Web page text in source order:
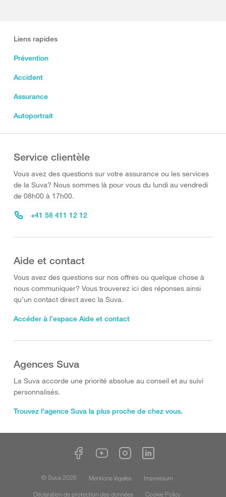
Liens rapides
Prévention
Accident
Assurance
Autoportrait
Service clientèle
Vous avez des questions sur votre assurance ou les services
de la Suva? Nous sommes là pour vous du lundi au vendredi
de 08h00 à 17h00.
+41 58 411 12 12
Aide et contact
Vous avez des questions sur nos offres ou quelque chose à
nous communiquer? Vous trouverez ici des réponses ainsi
qu’un contact direct avec la Suva.
Accéder à l’espace Aide et contact
Agences Suva
La Suva accorde une priorité absolue au conseil et au suivi
personnalisés.
Trouvez l'agence Suva la plus proche de chez vous.
© Suva 2026 Mentions légales
Impressum
Déclaration de protection des données
Cookie Policy